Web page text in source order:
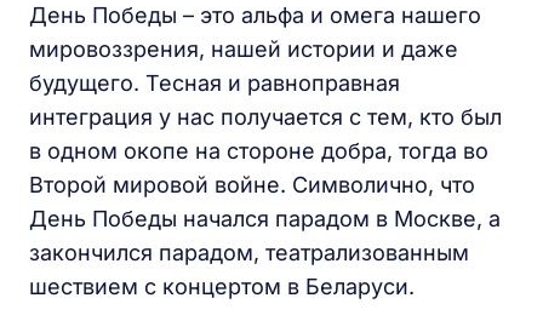
День Победы – это альфа и омега нашего
мировоззрения, нашей истории и даже
будущего. Тесная и равноправная
интеграция у нас получается с тем, кто был
в одном окопе на стороне добра, тогда во
Второй мировой войне. Символично, что
День Победы начался парадом в Москве, а
закончился парадом, театрализованным
шествием с концертом в Беларуси.